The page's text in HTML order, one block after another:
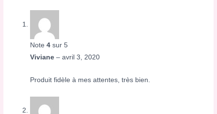
Note4 sur 5
Viviane– avril 3, 2020
Produit fidèle à mes attentes, très bien.